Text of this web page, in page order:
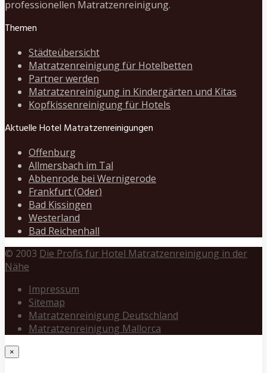
professionellen Matratzenreinigung.
Themen
Städteübersicht
Matratzenreinigung für Hotelbetten
Partner werden
Matratzenreinigung in Kindergärten und Kitas
Kopfkissenreinigung für Hotels
Aktuelle Hotel Matratzenreinigungen
Offenburg
Allmersbach im Tal
Abbenrode bei Wernigerode
Frankfurt (Oder)
Bad Kissingen
Westerland
Bad Reichenhall
© 2003 Die Profis für Hotel Matratzenreinigung in der
Nähe
Impressum
Sitemap
Matratzenreinigung Deutschland
Matratzenreinigung Mallorca
×